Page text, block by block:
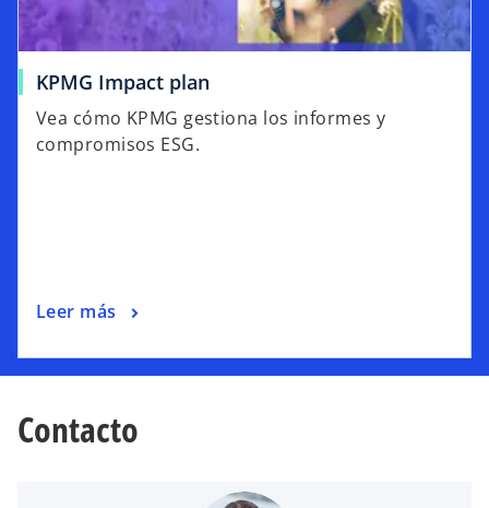
u
e
a
p
s
t
a
v
a
KPMG Impact plan
Vea cómo KPMG gestiona los informes y
compromisos ESG.
Leer más
Contacto